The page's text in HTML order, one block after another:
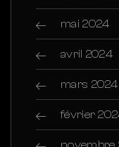
mai 2024
avril 2024
mars 2024
février